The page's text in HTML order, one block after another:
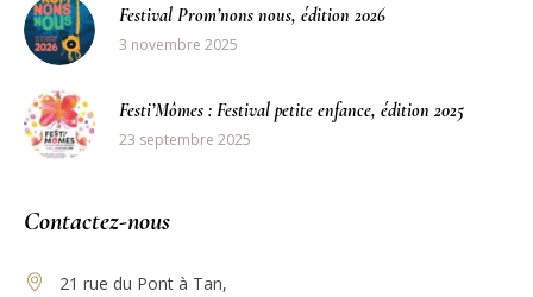
Festival Prom’nons nous, édition 2026
3 novembre 2025
Festi’Mômes : Festival petite enfance, édition 2025
23 septembre 2025
Contactez-nous
21 rue du Pont à Tan,